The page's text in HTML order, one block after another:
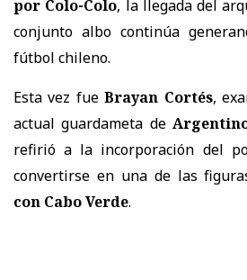
por Colo-Colo, la llegada del
conjunto albo continúa
fútbol chileno.
Esta vez fueBrayan Cortés,
actual guardameta de
refirió a la incorporación del
convertirse en una de las
con Cabo Verde.